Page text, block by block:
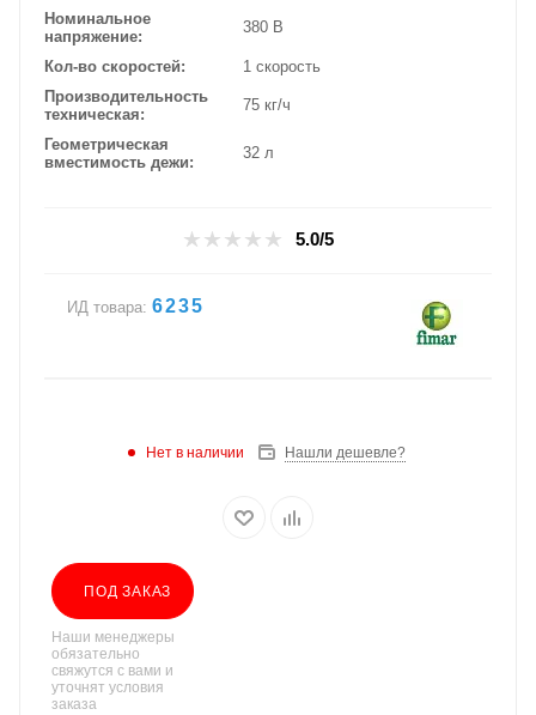
Номинальное
напряжение
380 В
Кол-во скоростей
1 скорость
Производительность
техническая
75 кг/ч
Геометрическая
вместимость дежи
32 л
5.0/5
ИД товара: 6235
Нет в наличии Нашли дешевле?
ПОД ЗАКАЗ
Наши менеджеры
обязательно
свяжутся с вами и
уточнят условия
заказа